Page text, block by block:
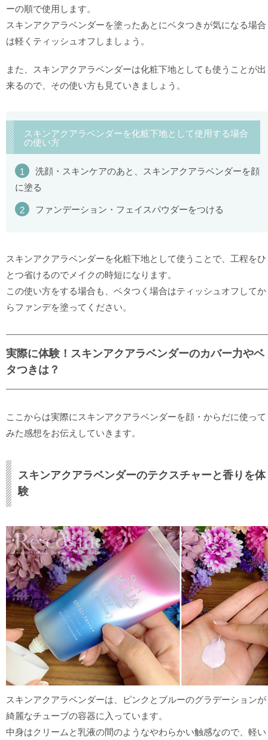
ーの順で使用します。
スキンアクアラベンダーを塗ったあとにベタつきが気になる場合
は軽くティッシュオフしましょう。
また、スキンアクアラベンダーは化粧下地としても使うことが出
来るので、その使い方も見ていきましょう。
スキンアクアラベンダーを化粧下地として使用する場合
の使い方
洗顔・スキンケアのあと、スキンアクアラベンダーを顔
に塗る
ファンデーション・フェイスパウダーをつける
スキンアクアラベンダーを化粧下地として使うことで、工程をひ
とつ省けるのでメイクの時短になります。
この使い方をする場合も、ベタつく場合はティッシュオフしてか
らファンデを塗ってください。
実際に体験！スキンアクアラベンダーのカバー力やベ
タつきは？
ここからは実際にスキンアクアラベンダーを顔・からだに使って
みた感想をお伝えしていきます。
スキンアクアラベンダーのテクスチャーと香りを体
験
スキンアクアラベンダーは、ピンクとブルーのグラデーションが
綺麗なチューブの容器に入っています。
中身はクリームと乳液の間のようなやわらかい触感なので、軽い